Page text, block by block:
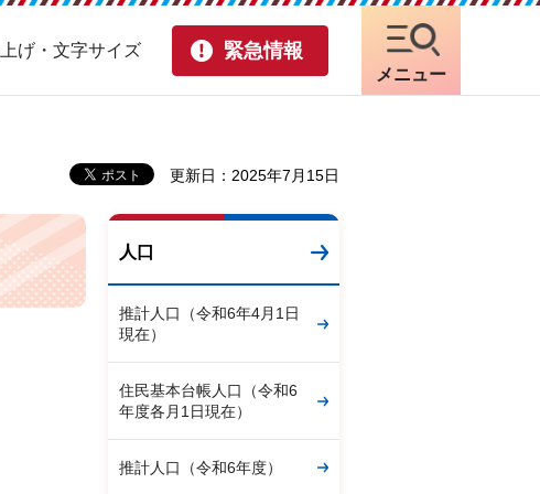
げ・文字サイズ 緊急情報
メニュー
更新日：2025年7月15日
人口
推計人口（令和6年4月1日
現在）
住民基本台帳人口（令和6
年度各月1日現在）
推計人口（令和6年度）